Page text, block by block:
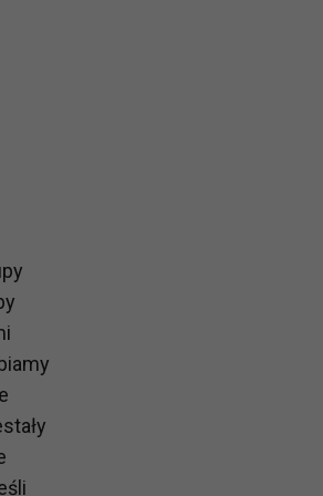
się na podstawie Twojej dobrowolnej